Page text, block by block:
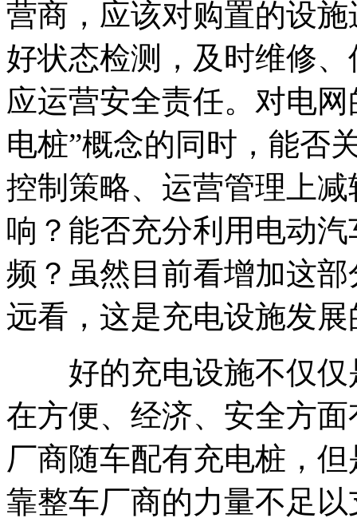
营商，应该对购置的设
好状态检测，及时维修
应运营安全责任。对电
电桩”概念的同时，能否
控制策略、运营管理上
响？能否充分利用电动
频？虽然目前看增加这
远看，这是充电设施发
好的充电设施不仅仅
在方便、经济、安全方
厂商随车配有充电桩，
靠整车厂商的力量不足